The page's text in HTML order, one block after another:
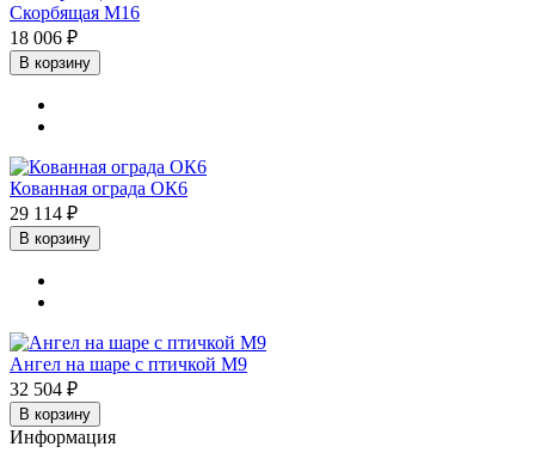
Скорбящая М16
18 006 ₽
В корзину
Кованная ограда ОК6
29 114 ₽
В корзину
Ангел на шаре с птичкой М9
32 504 ₽
В корзину
Информация